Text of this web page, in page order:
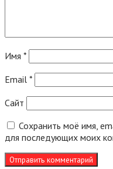
Имя *
Email *
Сайт
Сохранить моё имя,
для последующих моих